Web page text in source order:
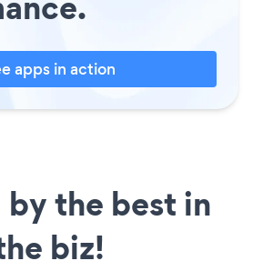
apps in action
the best in
biz!